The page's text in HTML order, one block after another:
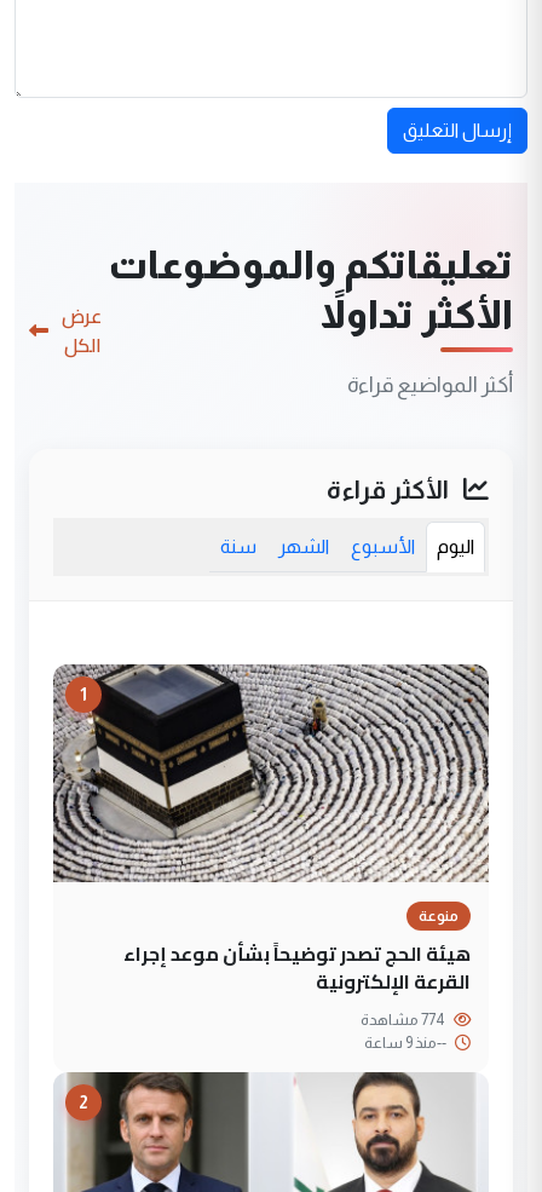
إرسال التعليق
تعليقاتكم والموضوعات
الأكثر تداولاً
أكثر المواضيع قراءة
عرض
الكل
الأكثر قراءة
اليوم الأسبوع الشهر سنة
1
منوعة
هيئة الحج تصدر توضيحاً بشأن موعد إجراء
القرعة الإلكترونية
--منذ 9 ساعة
2